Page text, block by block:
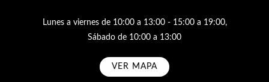
Lunes a viernes de 10:00 a 13:00 - 15:00 a 19:00,
Sábado de 10:00 a 13:00
VER MAPA